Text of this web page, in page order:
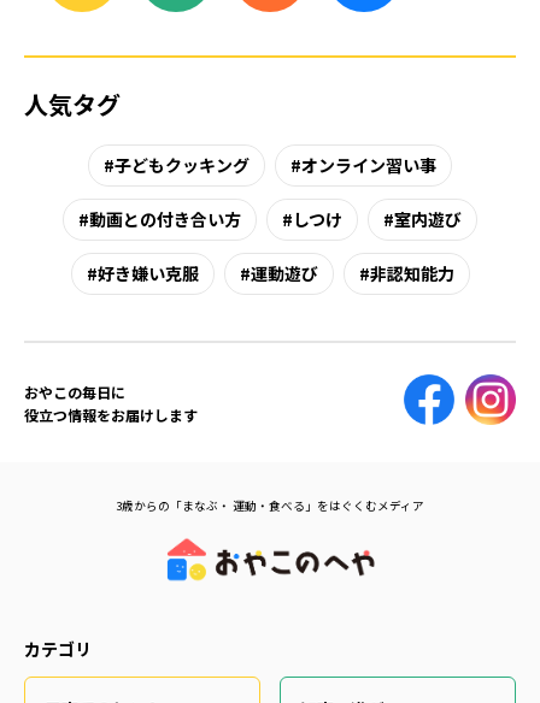
人気タグ
子どもクッキング オンライン習い事
動画との付き合い方 しつけ 室内遊び
好き嫌い克服 運動遊び 非認知能力
おやこの毎日に
役立つ情報をお届けします
3歳からの「まなぶ・ 運動・食べる」をはぐくむメディア
カテゴリ